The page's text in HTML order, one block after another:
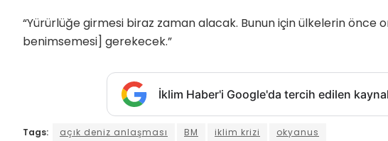
“Yürürlüğe girmesi biraz zaman alacak. Bunun için ülkelerin önce
benimsemesi] gerekecek.”
İklim Haber'i Google'da tercih edilen
Tags: açık deniz anlaşması BM iklim krizi okyanus